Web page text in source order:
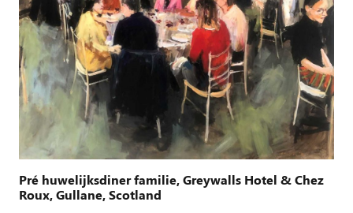
Pré huwelijksdiner familie, Greywalls Hotel & Chez
Roux, Gullane, Scotland